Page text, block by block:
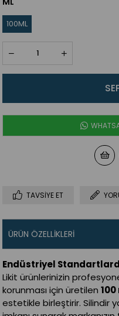
100ML
TAVSIYE ET
ÜRÜN ÖZELLIKLERI
Endüstriyel
Likit ürünlerinizin
korunması için üretilen
estetikle birleştirir. Silindir